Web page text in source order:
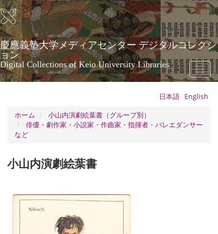
メ
イ
ン
コ
ン
テ
ン
ツ
に
慶應義塾大学メディアセンター デジタルコレクシ
ョン
Digital Collections of Keio University Libraries
Toggle
日本語 English
ホーム
小山内演劇絵葉書（グループ別）
俳優・劇作家・小説家・作曲家・指揮者・バレエダンサー
など
小山内演劇絵葉書